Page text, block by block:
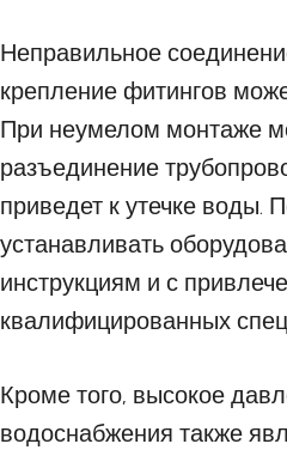
Неправильное
крепление фитингов
При неумелом монтаже
разъединение
приведет к утечке воды.
устанавливать
инструкциям и с
квалифицированных
Кроме того, высокое
водоснабжения также